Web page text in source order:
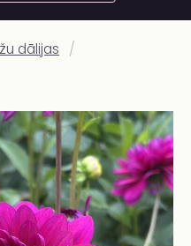
dālijas